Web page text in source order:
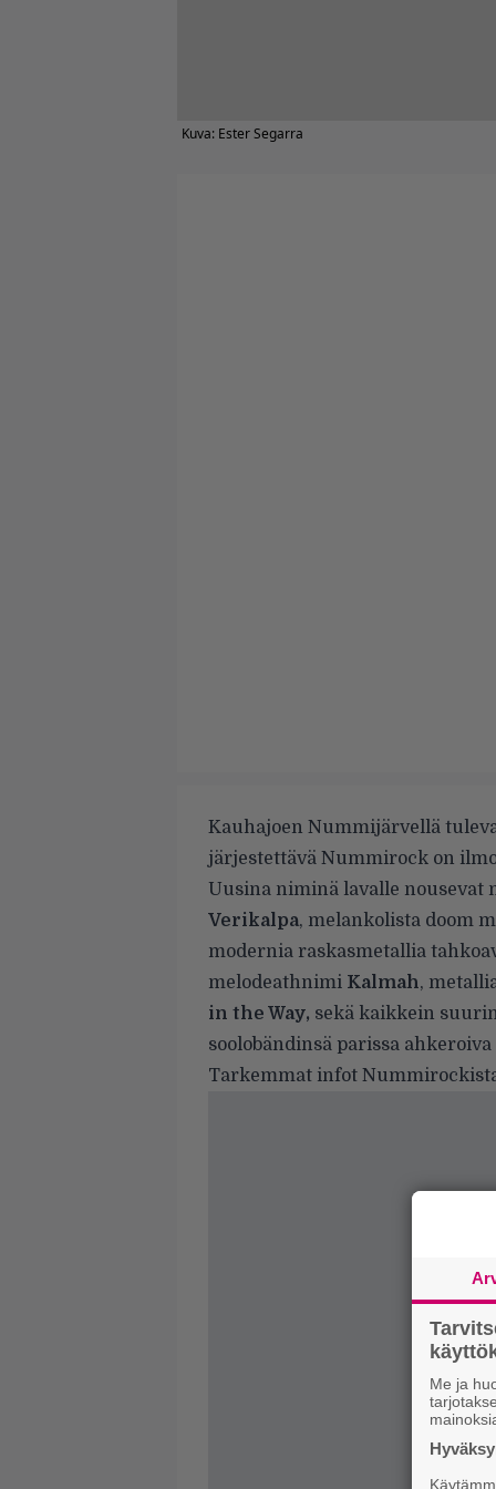
Kuva: Ester Segarra
Kauhajoen Nummijärvellä
järjestettävä Nummirock on
Uusina niminä lavalle nousevat
Verikalpa, melankolista doom
modernia raskasmetallia
melodeathnimi Kalmah,
in the Way, sekä kaikkein
soolobändinsä parissa
Tarkemmat infot
Me ja